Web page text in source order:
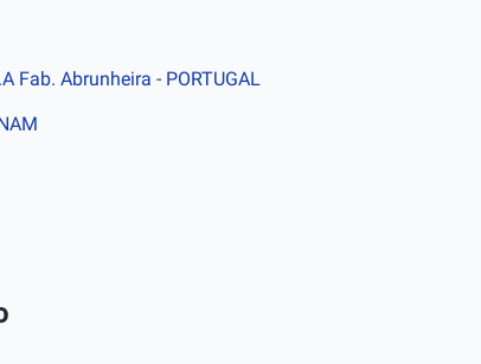
Fab. Abrunheira - PORTUGAL